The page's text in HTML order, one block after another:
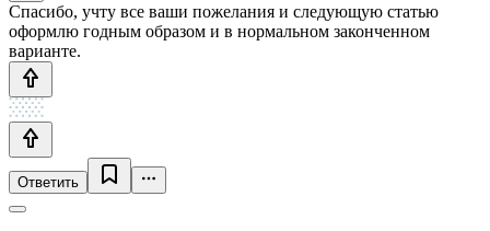
Спасибо, учту все ваши пожелания и следующую статью
оформлю годным образом и в нормальном законченном
варианте.
Ответить